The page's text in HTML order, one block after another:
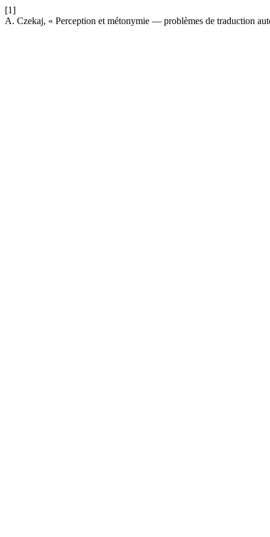
[1]
A. Czekaj, « Perception et métonymie — problèmes de traduction